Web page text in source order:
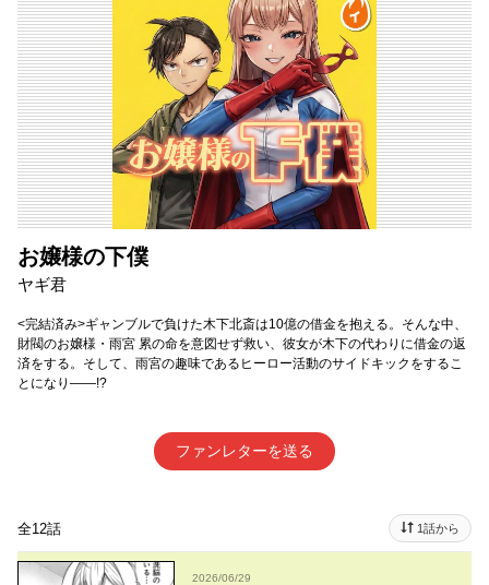
お嬢様の下僕
ヤギ君
<完結済み>ギャンブルで負けた木下北斎は10億の借金を抱える。そんな中、
財閥のお嬢様・雨宮 累の命を意図せず救い、彼女が木下の代わりに借金の返
済をする。そして、雨宮の趣味であるヒーロー活動のサイドキックをするこ
とになり――!?
ファンレターを送る
全12話 1話から
2026/06/29